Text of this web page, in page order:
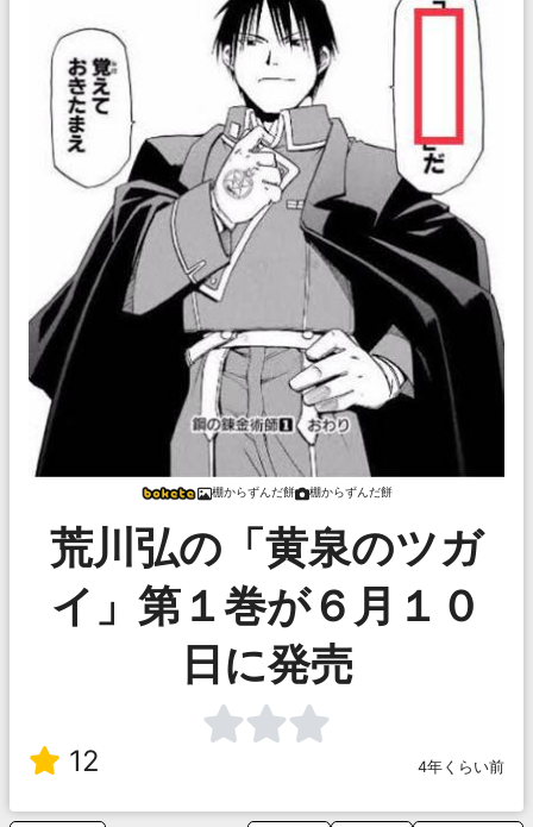
棚からずんだ餅 棚からずんだ餅
荒川弘の「黄泉のツガ
イ」第１巻が６月１０
日に発売
12 4年くらい前